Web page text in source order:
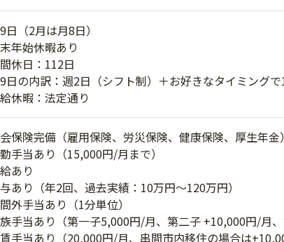
日（2月は月8日）
年始休暇あり
休日：112日
の内訳：週2日（シフト制）＋お好きなタイミング
休暇：法定通り
会保険完備（雇用保険、労災保険、健康保険、厚生年金
手当あり（15,000円/月まで）
あり
与あり（年2回、過去実績：10万円～120万円）
外手当あり（1分単位）
族手当あり（第一子5,000円/月、第二子 +10,000円/月
賃手当あり（20,000円/月、串間市内移住の場合は